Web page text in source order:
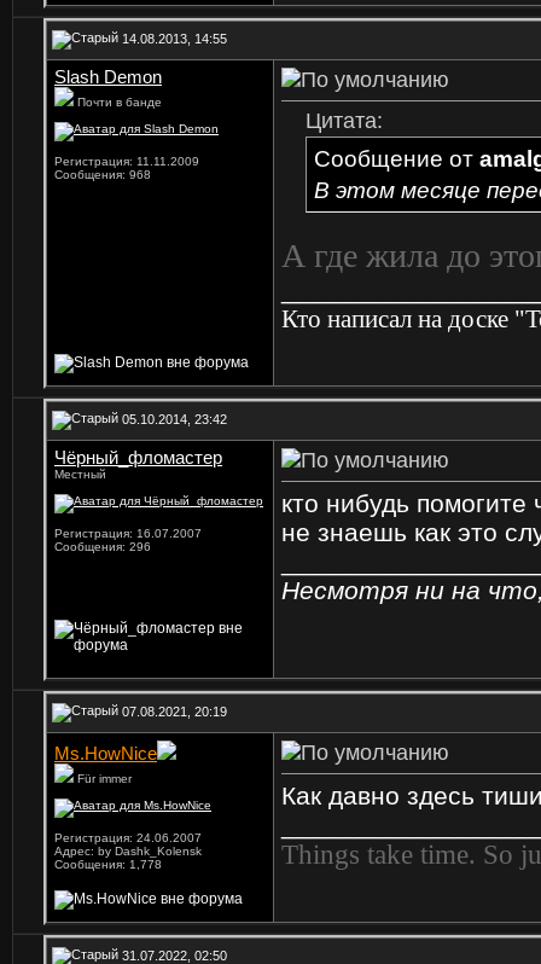
14.08.2013, 14:55
Slash Demon
Почти в банде
Регистрация: 11.11.2009
Сообщения: 968
Цитата:
Сообщение от
В этом месяце
А где жила до
Кто написал на доске
05.10.2014, 23:42
Чёрный_фломастер
Местный
Регистрация: 16.07.2007
Сообщения: 296
кто нибудь
не знаешь как это
Несмотря ни на
07.08.2021, 20:19
Ms.HowNice
Für immer
Регистрация: 24.06.2007
Адрес: by Dashk_Kolensk
Сообщения: 1,778
Как давно здесь
Things take time. So
31.07.2022, 02:50